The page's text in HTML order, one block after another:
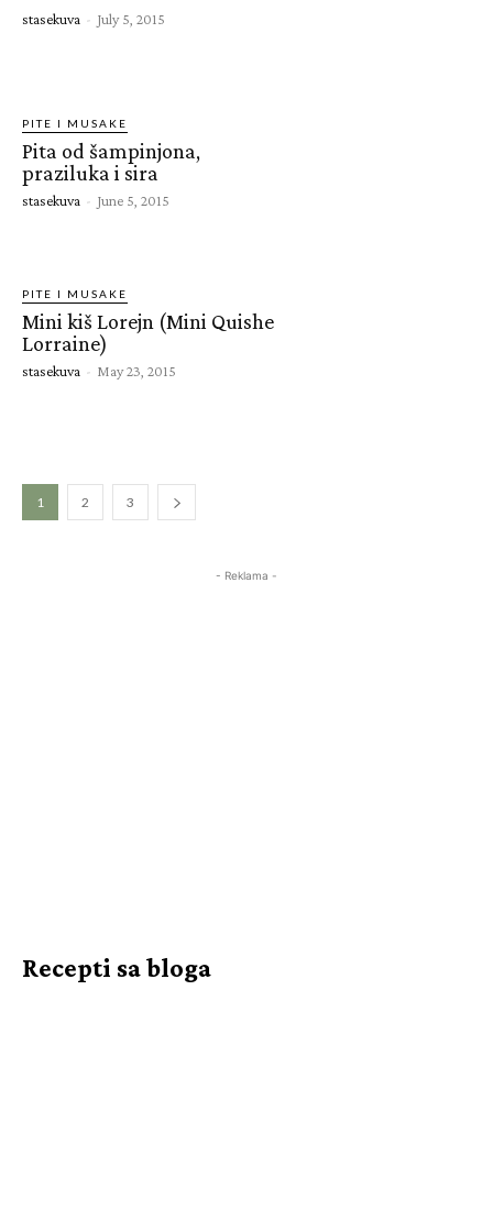
stasekuva - July 5, 2015
PITE I MUSAKE
Pita od šampinjona,
praziluka i sira
stasekuva - June 5, 2015
PITE I MUSAKE
Mini kiš Lorejn (Mini Quishe
Lorraine)
stasekuva - May 23, 2015
1 2 3
- Reklama -
Recepti sa bloga